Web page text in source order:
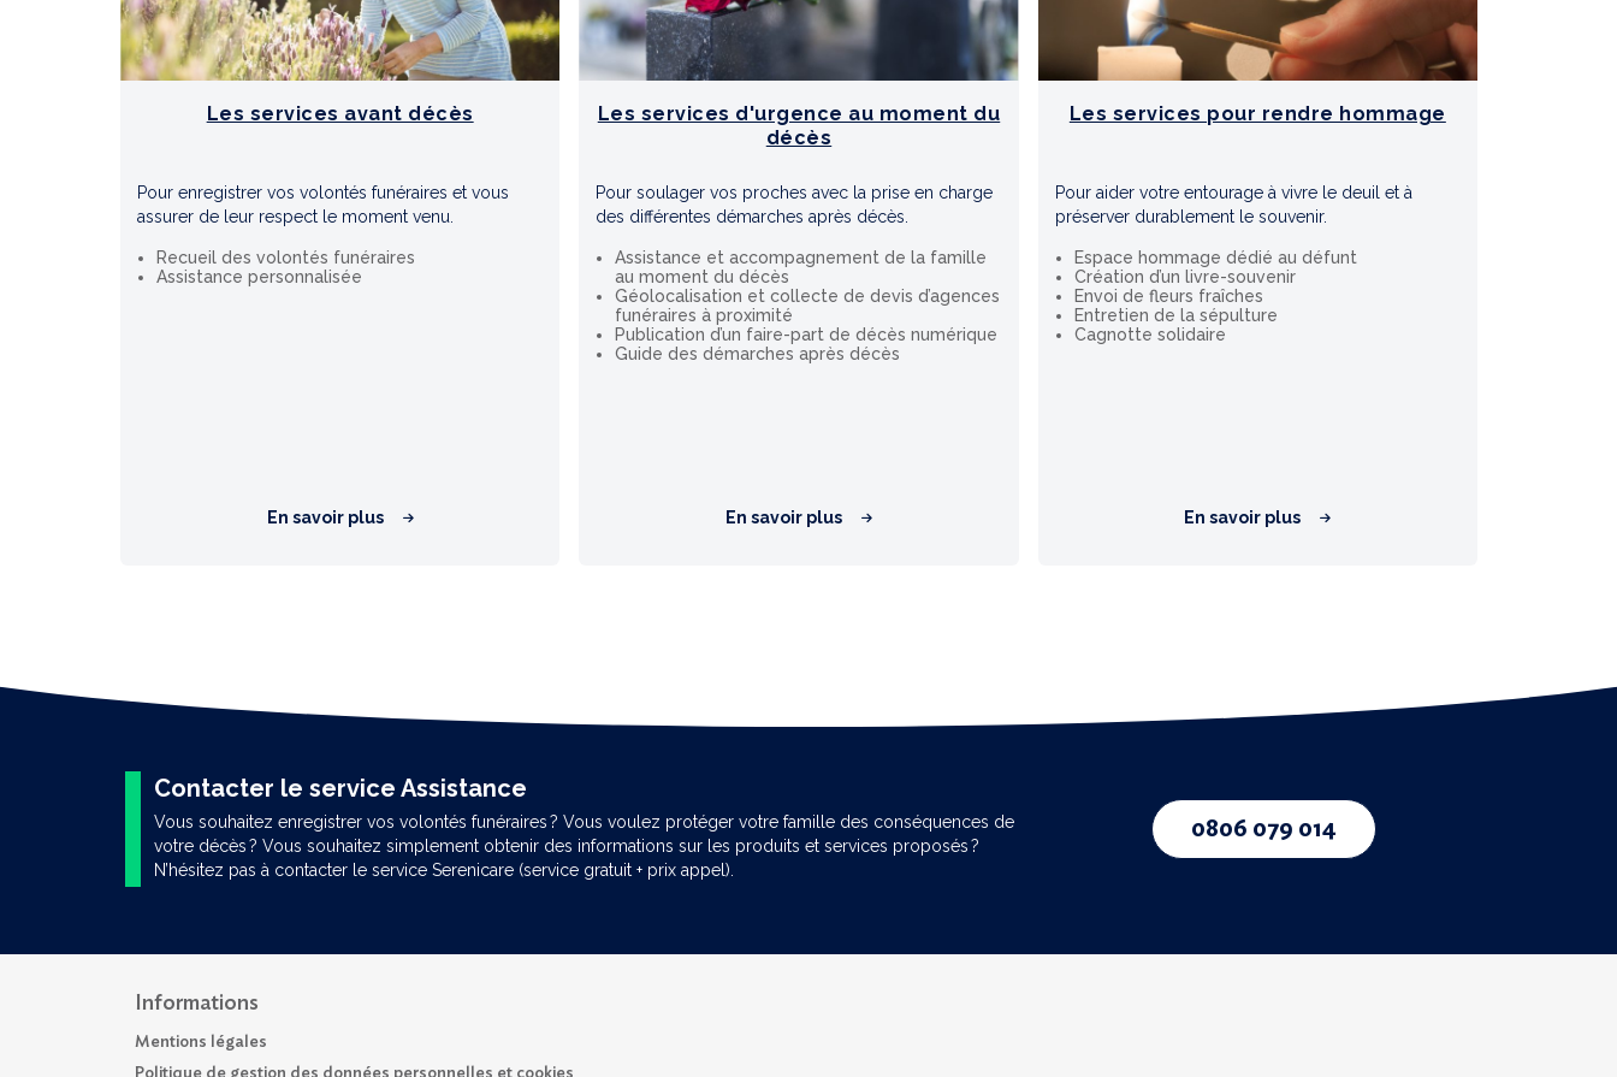
Les services avant décès
Pour enregistrer vos volontés funéraires et vous
assurer de leur respect le moment venu.
Recueil des volontés funéraires
Assistance personnalisée
En savoir plus
Les services d'urgence au moment du
décès
Pour soulager vos proches avec la prise en charge
des différentes démarches après décès.
Assistance et accompagnement de la famille
au moment du décès
Géolocalisation et collecte de devis d’agences
funéraires à proximité
Publication d’un faire-part de décès numérique
Guide des démarches après décès
En savoir plus
Les services pour rendre hommage
Pour aider votre entourage à vivre le deuil et à
préserver durablement le souvenir.
Espace hommage dédié au défunt
Création d’un livre-souvenir
Envoi de fleurs fraîches
Entretien de la sépulture
Cagnotte solidaire
En savoir plus
Contacter le service Assistance
Vous souhaitez enregistrer vos volontés funéraires ? Vous voulez protéger votre famille des conséquences de
votre décès ? Vous souhaitez simplement obtenir des informations sur les produits et services proposés ?
N’hésitez pas à contacter le service Serenicare (service gratuit + prix appel).
0806 079 014
Informations
Mentions légales
Politique de gestion des données personnelles et cookies